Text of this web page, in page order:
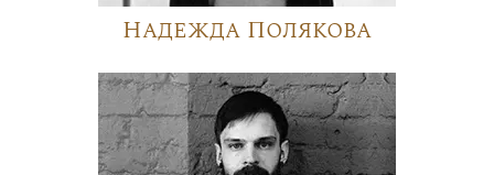
Надежда Полякова